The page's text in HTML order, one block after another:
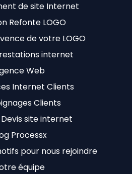
de site Internet
Refonte LOGO
de votre LOGO
internet
Web
Internet Clients
Clients
site internet
Processx
pour nous rejoindre
équipe